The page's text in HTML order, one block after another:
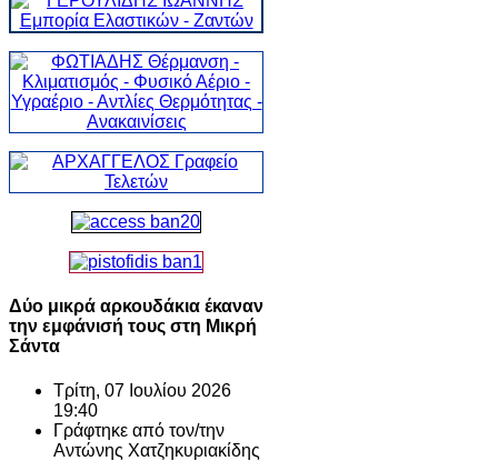
Δύο μικρά αρκουδάκια έκαναν
την εμφάνισή τους στη Μικρή
Σάντα
Τρίτη, 07 Ιουλίου 2026
19:40
Γράφτηκε από τον/την
Αντώνης Χατζηκυριακίδης